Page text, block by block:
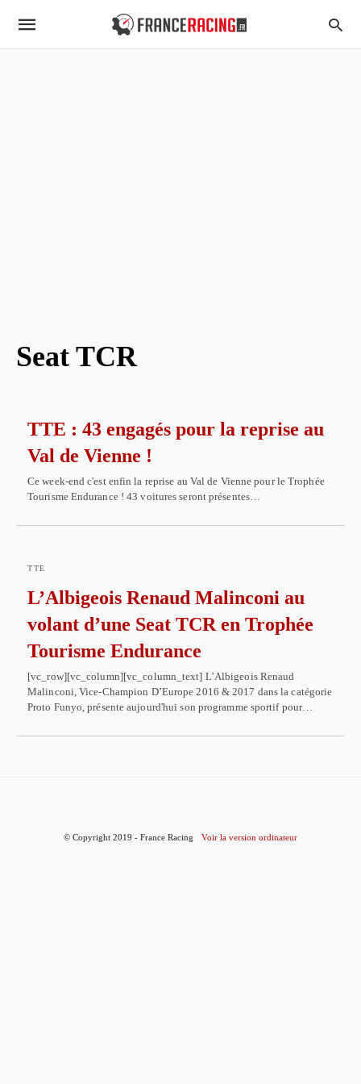
Seat TCR
TTE : 43 engagés pour la reprise au
Val de Vienne !
Ce week-end c'est enfin la reprise au Val de Vienne pour le Trophée
Tourisme Endurance ! 43 voitures seront présentes…
TTE
L’Albigeois Renaud Malinconi au
volant d’une Seat TCR en Trophée
Tourisme Endurance
[vc_row][vc_column][vc_column_text] L’Albigeois Renaud
Malinconi, Vice-Champion D’Europe 2016 & 2017 dans la catégorie
Proto Funyo, présente aujourd'hui son programme sportif pour…
© Copyright 2019 - France Racing Voir la version ordinateur